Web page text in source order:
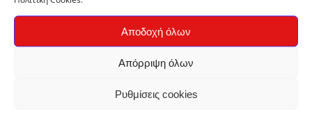
Αποδοχή όλων
Απόρριψη όλων
Ρυθμίσεις cookies
Αντιθέτως εφοδιάζει τον οργανισμό με 88 μέταλλα
και ιχνοστοιχεία (μαγνήσιο, κάλιο, νάτριο, ασβέστιο
κ.λ.π.) σε αρμονική αναλογία.
μικρότερη ποσότητα σε σχέση με τα επεξεργασμένα